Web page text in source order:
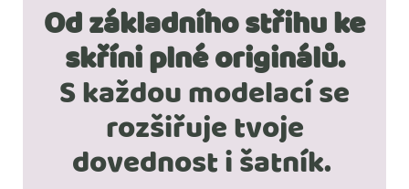
Od základního střihu ke
skříni plné originálů.
S každou modelací se
rozšiřuje tvoje
dovednost i šatník.